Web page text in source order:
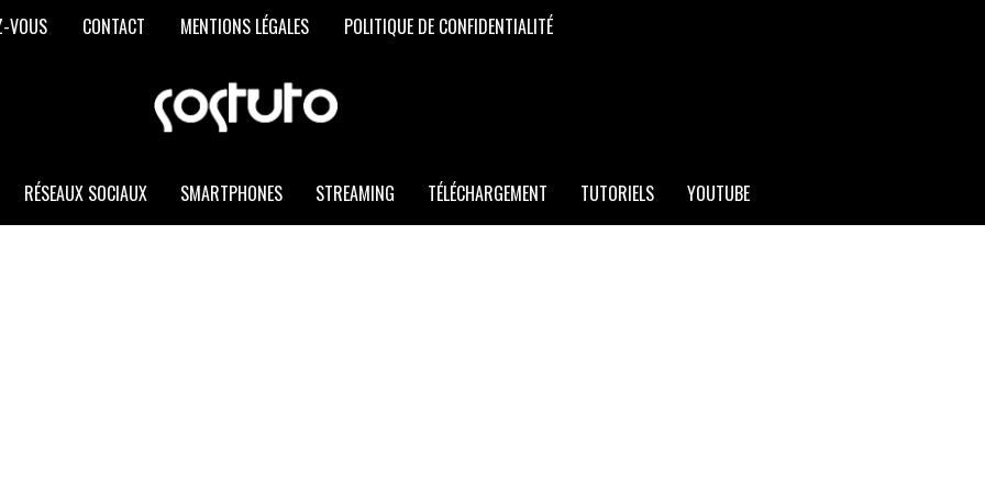
VOUS CONTACT MENTIONS LÉGALES POLITIQUE DE CONFIDENTIALITÉ
SOSTUTO
Les
et
RÉSEAUX SOCIAUX SMARTPHONES STREAMING TÉLÉCHARGEMENT TUTORIELS YOUTUBE